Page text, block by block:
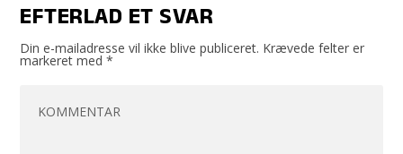
EFTERLAD ET SVAR
Din e-mailadresse vil ikke blive publiceret. Krævede felter er
markeret med*